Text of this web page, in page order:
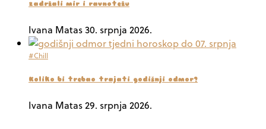
zadržali mir i ravnotežu
Ivana Matas30. srpnja 2026.
#Chill
Koliko bi trebao trajati godišnji odmor?
Ivana Matas29. srpnja 2026.